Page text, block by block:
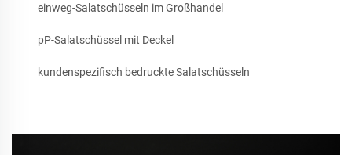
einweg-Salatschüsseln im Großhandel
pP-Salatschüssel mit Deckel
kundenspezifisch bedruckte Salatschüsseln